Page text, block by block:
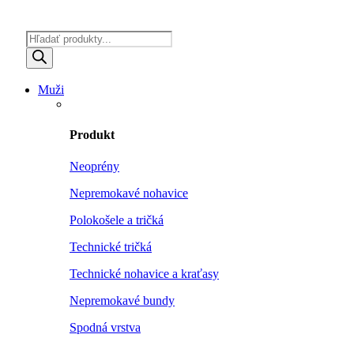
Products
search
Muži
Produkt
Neoprény
Nepremokavé nohavice
Polokošele a tričká
Technické tričká
Technické nohavice a kraťasy
Nepremokavé bundy
Spodná vrstva